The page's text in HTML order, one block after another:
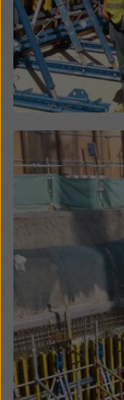
Open
keine
stehen. Sie
Cookies
oder Ihre
auf Cookie
verwenden.
grundlos mit
indem Sie zB
dieser
Weitere
in unserer
auch die
(Erweiterte